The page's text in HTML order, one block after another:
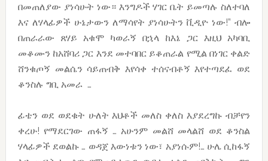
በመጠለያው ያነሳሁት ነው። እንግዶች ሃገር ቤት ይመጣሉ ስለተባለ
እና ለሃላፊዎች ሁኔታውን ለማሳየት ያነሳሁትን ቪዲዮ ነው!” ብሎ
በጠራራው ጸሃይ አቁሞ ካወራኝ በኋላ ከእኔ ጋር እዚህ አካባቢ
መቆሙን ከአሸባሪ ጋር እንደ መተባበር ይቆጠራል የሚል በነገር ቀልድ
ሸንቁጦኝ መልሴን ሳይጠብቅ እየሳቀ ተሰናብቶኝ እየተጣደፈ ወደ
ቆንስሉ ግቢ አመራ …
ፊቴን ወደ ወደቁት ሁለት እህቶች መለስ ቀለስ እያደረግኩ ብቻየን
ቀረሁ! የማደርገው ጠፋኝ … አሁንም መልሸ መላልሸ ወደ ቆንስል
ሃላፊዎች ደወልኩ … ወዳጀ እውነቱን ነው፣ አያነሱም!… ሁሌ ሲከፋኝ